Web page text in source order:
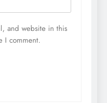
and website in this
I comment.